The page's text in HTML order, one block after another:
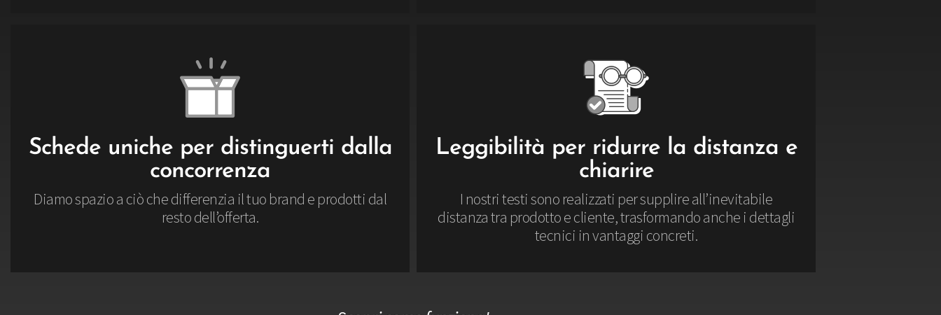
Schede uniche per distinguerti dalla
concorrenza
Diamo spazio a ciò che differenzia il tuo brand e prodotti dal
resto dell’offerta.
Leggibilità per ridurre la distanza e
chiarire
I nostri testi sono realizzati per supplire all’inevitabile
distanza tra prodotto e cliente, trasformando anche i dettagli
tecnici in vantaggi concreti.